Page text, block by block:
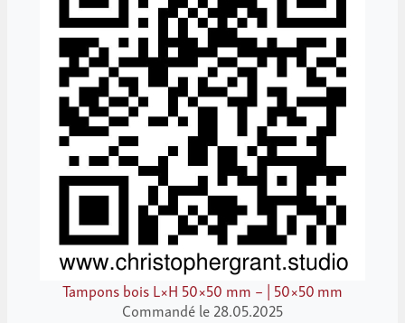
Tampons bois L×H 50×50 mm – | 50×50 mm
Commandé le 28.05.2025